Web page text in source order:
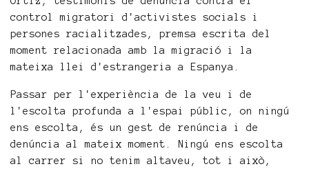
control migratori d'activistes socials i
persones racialitzades, premsa escrita del
moment relacionada amb la migració i la
mateixa llei d'estrangeria a Espanya.
Passar per l'experiència de la veu i de
l'escolta profunda a l'espai públic, on ningú
ens escolta, és un gest de renúncia i de
denúncia al mateix moment. Ningú ens escolta
al carrer si no tenim altaveu, tot i això,